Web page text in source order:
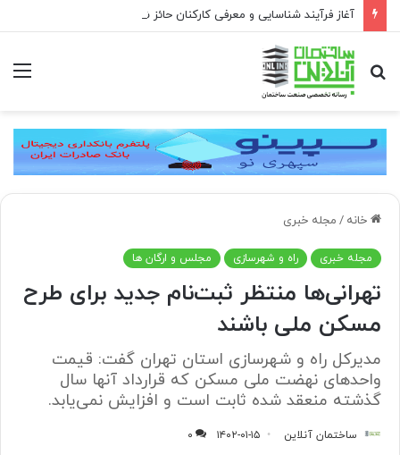
جستجو
برای
خانه / مجله خبری
مجله خبری راه و شهرسازی مجلس و ارگان ها
تهرانی‌ها منتظر ثبت‌نام جدید برای طرح
مسکن ملی باشند
مدیرکل راه و شهرسازی استان تهران گفت: قیمت
واحدهای نهضت ملی مسکن که قرارداد آنها سال
گذشته منعقد شده ثابت است و افزایش نمی‌یابد.
ساختمان آنلاین ۱۴۰۲-۰۱-۱۵
۰